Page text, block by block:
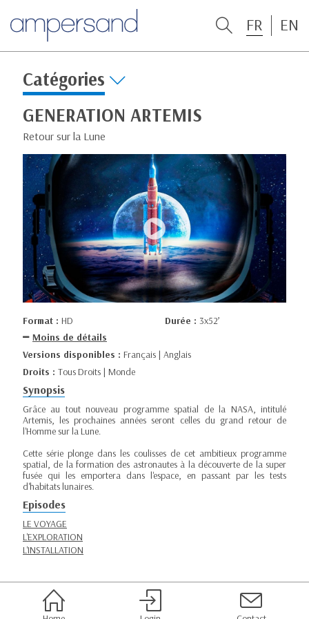
FR EN
Catégories
GENERATION ARTEMIS
Retour sur la Lune
Format : HD Durée : 3x52’
Moins de détails
Versions disponibles : Français | Anglais
Droits : Tous Droits | Monde
Synopsis
Grâce au tout nouveau programme spatial de la NASA, intitulé
Artemis, les prochaines années seront celles du grand retour de
l'Homme sur la Lune.
Cette série plonge dans les coulisses de cet ambitieux programme
spatial, de la formation des astronautes à la découverte de la super
fusée qui les emportera dans l'espace, en passant par les tests
d'habitats lunaires.
Episodes
LE VOYAGE
L'EXPLORATION
L'INSTALLATION